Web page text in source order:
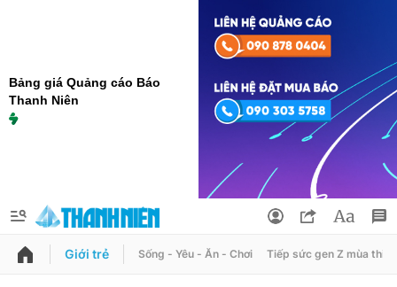
Bảng giá Quảng cáo Báo
Thanh Niên
QUẢNG CÁO
Giới trẻ Sống - Yêu - Ăn - Chơi Tiếp sức gen Z mùa thi